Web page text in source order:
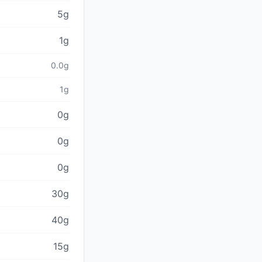
5g
1g
0.0g
1g
0g
0g
0g
30g
40g
15g